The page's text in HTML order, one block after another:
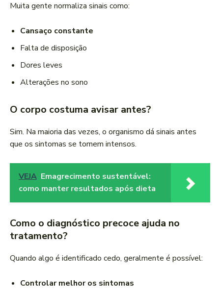
Muita gente normaliza sinais como:
Cansaço constante
Falta de disposição
Dores leves
Alterações no sono
O corpo costuma avisar antes?
Sim. Na maioria das vezes, o organismo dá sinais antes
que os sintomas se tornem intensos.
VEJA Emagrecimento sustentável:
como manter resultados após dieta
Como o diagnóstico precoce ajuda no
tratamento?
Quando algo é identificado cedo, geralmente é possível:
Controlar melhor os sintomas